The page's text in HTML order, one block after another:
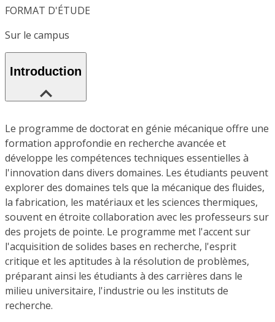
FORMAT D'ÉTUDE
Sur le campus
Introduction
Le programme de doctorat en génie mécanique offre une
formation approfondie en recherche avancée et
développe les compétences techniques essentielles à
l'innovation dans divers domaines. Les étudiants peuvent
explorer des domaines tels que la mécanique des fluides,
la fabrication, les matériaux et les sciences thermiques,
souvent en étroite collaboration avec les professeurs sur
des projets de pointe. Le programme met l'accent sur
l'acquisition de solides bases en recherche, l'esprit
critique et les aptitudes à la résolution de problèmes,
préparant ainsi les étudiants à des carrières dans le
milieu universitaire, l'industrie ou les instituts de
recherche.